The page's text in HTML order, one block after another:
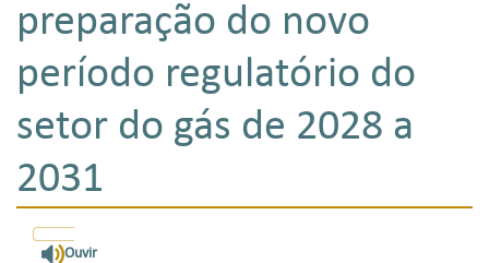
preparação do novo
período regulatório do
setor do gás de 2028 a
2031
Ouvir